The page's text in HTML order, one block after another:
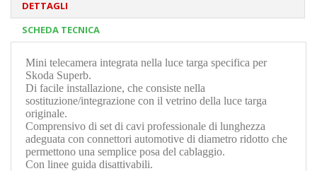
DETTAGLI
SCHEDA TECNICA
Mini telecamera integrata nella luce targa specifica per
Skoda Superb.
Di facile installazione, che consiste nella
sostituzione/integrazione con il vetrino della luce targa
originale.
Comprensivo di set di cavi professionale di lunghezza
adeguata con connettori automotive di diametro ridotto che
permettono una semplice posa del cablaggio.
Con linee guida disattivabili.